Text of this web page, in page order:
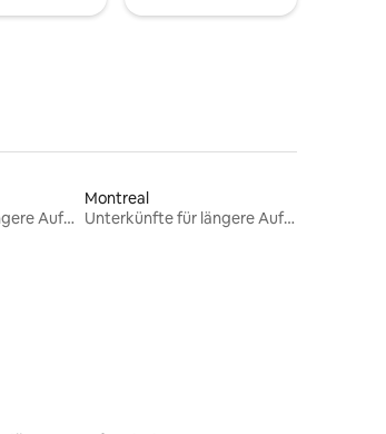
Unterkünfte für längere Aufenthalte
Montreal
Unterkünfte für längere Aufenthalte